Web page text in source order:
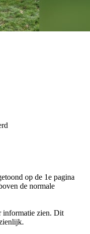
op de 1e pagina
de normale
informatie zien. Dit